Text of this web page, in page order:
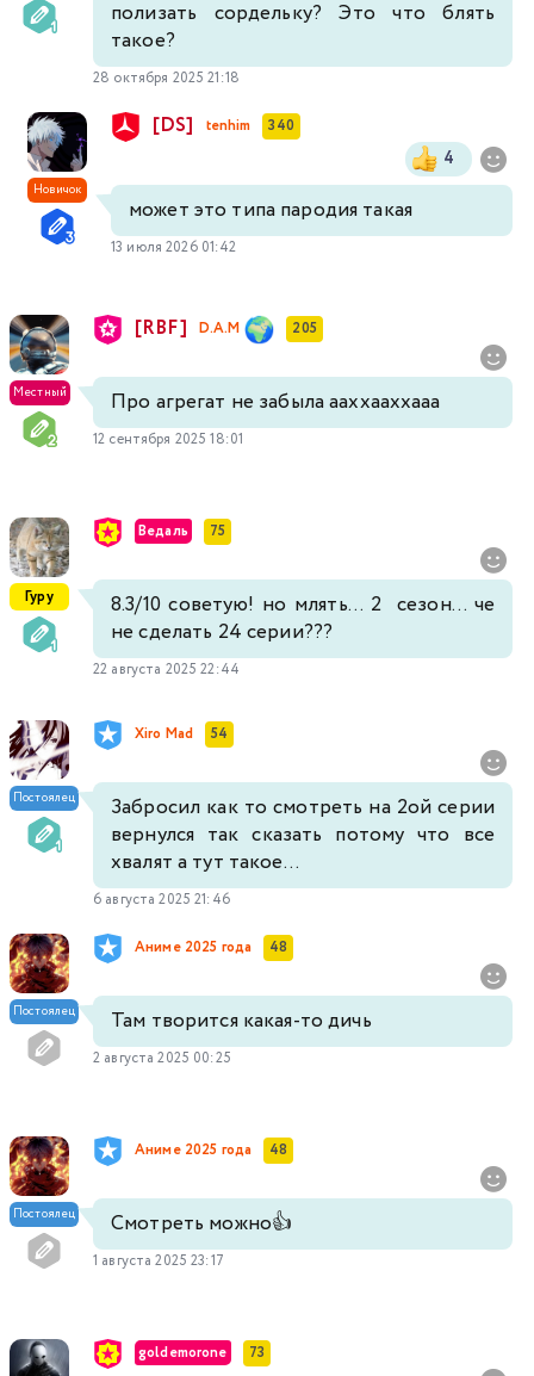
полизать сордельку? Это что блять
такое?
28 октября 2025 21:18
Новичок
[DS] tenhim 340
4
может это типа пародия такая
13 июля 2026 01:42
Местный
[RBF] D.A.M 205
Про агрегат не забыла ааххааххааа
12 сентября 2025 18:01
Гуру
Ведаль 75
8.3/10 советую! но млять... 2 сезон... че
не сделать 24 серии???
22 августа 2025 22:44
Постоялец
Xiro Mad 54
Забросил как то смотреть на 2ой серии
вернулся так сказать потому что все
хвалят а тут такое...
6 августа 2025 21:46
Постоялец
Аниме 2025 года 48
Там творится какая-то дичь
2 августа 2025 00:25
Постоялец
Аниме 2025 года 48
Смотреть можно👍
1 августа 2025 23:17
goldemorone 73